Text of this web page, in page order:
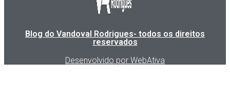
Blog do Vandoval Rodrigues- todos os direitos
reservados
Desenvolvido por WebAtiva